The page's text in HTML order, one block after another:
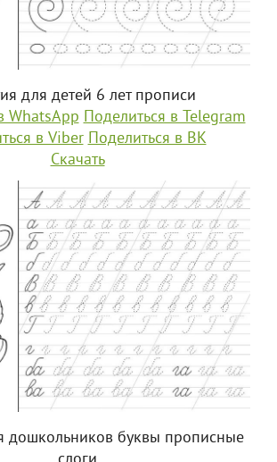
для детей 6 лет прописи
WhatsApp Поделиться в Telegram
в Viber Поделиться в ВК
Скачать
дошкольников буквы прописные